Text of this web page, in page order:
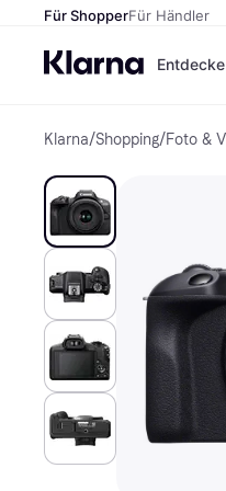
Für ShopperFür Händler
Klarna/Shopping/Foto &